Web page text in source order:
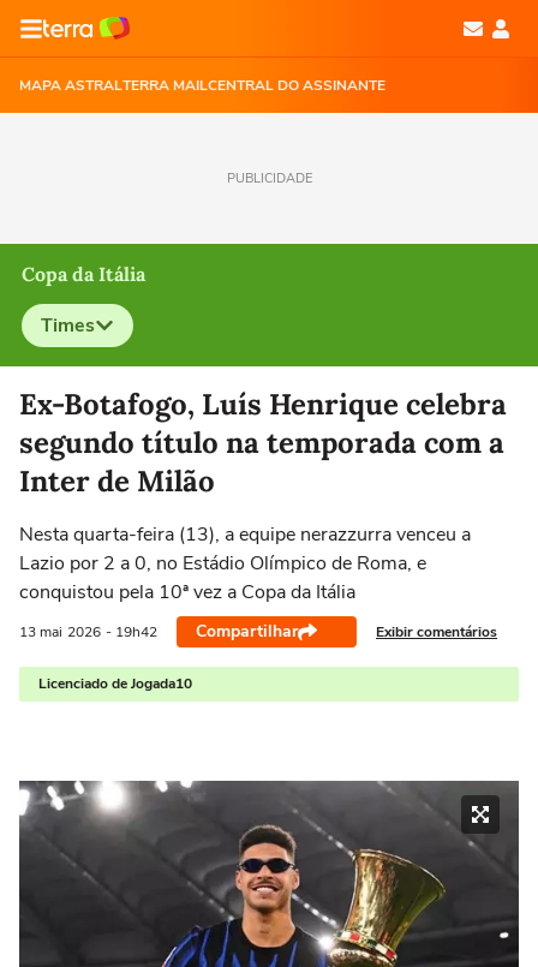
MAPA ASTRALTERRA MAILCENTRAL DO ASSINANTE
PUBLICIDADE
Copa da Itália
Times
Selecione o time para ver as notícias
Ex-Botafogo, Luís Henrique celebra
segundo título na temporada com a
Inter de Milão
Nesta quarta-feira (13), a equipe nerazzurra venceu a
Lazio por 2 a 0, no Estádio Olímpico de Roma, e
conquistou pela 10ª vez a Copa da Itália
13 mai 2026 - 19h42 Compartilhar Exibir comentários
Licenciado de Jogada10